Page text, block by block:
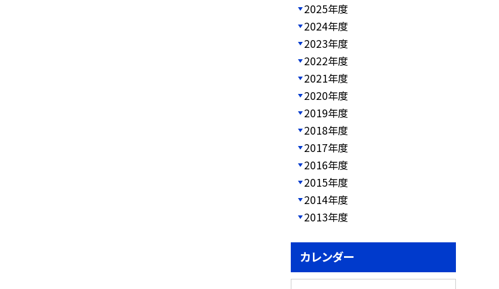
2025年度
2024年度
2023年度
2022年度
2021年度
2020年度
2019年度
2018年度
2017年度
2016年度
2015年度
2014年度
2013年度
カレンダー